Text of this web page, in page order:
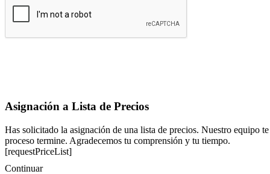
Asignación a Lista de Precios
Has solicitado la asignación de una lista de precios. Nuestro equipo
proceso termine. Agradecemos tu comprensión y tu tiempo.
[requestPriceList]
Continuar